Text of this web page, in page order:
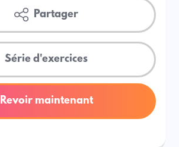
Partager
Série d'exercices
Revoir maintenant